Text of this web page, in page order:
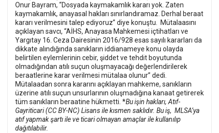
Onur Bayram, “Dosyada kaymakamlık kararı yok. Zaten
kaymakamlık, anayasal hakları sınırlandıramaz. Derhal beraat
kararı verilmesini talep ediyoruz” diye konuştu. Mütalaasını
açıklayan savcı, “AİHS, Anayasa Mahkemesi içtihatları ve
Yargıtay 16. Ceza Dairesinin 2016/928 esas sayılı kararları da
dikkate alındığında sanıkların iddianameye konu olayda
belirtilen eylemlerinin cebir, şiddet ve tehdit boyutunda
olmadığından atılı suçun oluşmayacağı değerlendirilerek
beraatlerine karar verilmesi mütalaa olunur” dedi.
Mütalaadan sonra kararını açıklayan mahkeme, sanıkların
üzerine atılı suçun unsurlarının oluşmadığına kanaat getirerek
tüm sanıkların beraatine hükmetti. *Bu işin hakları, Atıf-
Gayriticari (CC BY-NC) Lisans ile kısmen saklıdır. Bu iş, MLSA’ya
atıf yapmak şartı ile ve ticari olmayan amaçlar ile kullanılıp
dağıtılabilir.